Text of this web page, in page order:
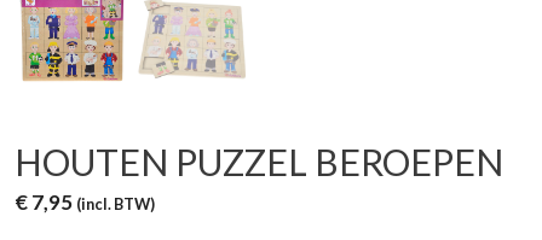
HOUTEN PUZZEL BEROEPEN
€7,95 (incl. BTW)